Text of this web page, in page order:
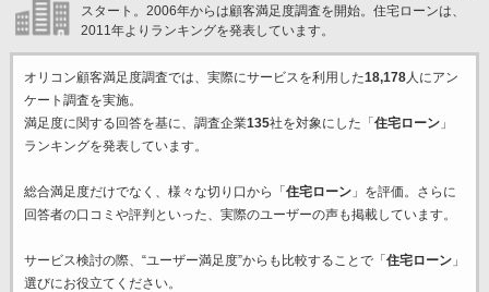
スタート。2006年からは顧客満足度調査を開始。住宅ローンは、
2011年よりランキングを発表しています。
オリコン顧客満足度調査では、実際にサービスを利用した18,178人にアン
ケート調査を実施。
満足度に関する回答を基に、調査企業135社を対象にした「 住宅ローン」
ランキングを発表しています。
総合満足度だけでなく、様々な切り口から「 住宅ローン」を評価。さらに
回答者の口コミや評判といった、実際のユーザーの声も掲載しています。
サービス検討の際、“ユーザー満足度”からも比較することで「 住宅ローン」
選びにお役立てください。